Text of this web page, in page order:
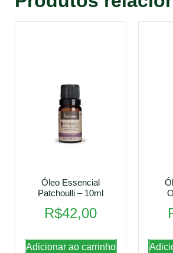
Óleo Essencial
Patchoulli – 10ml
R$42,00
Adicionar ao carrinho